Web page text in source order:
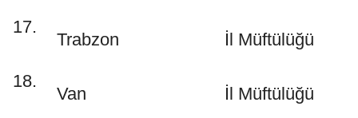
17.
Trabzon İl Müftülüğü
18.
Van İl Müftülüğü